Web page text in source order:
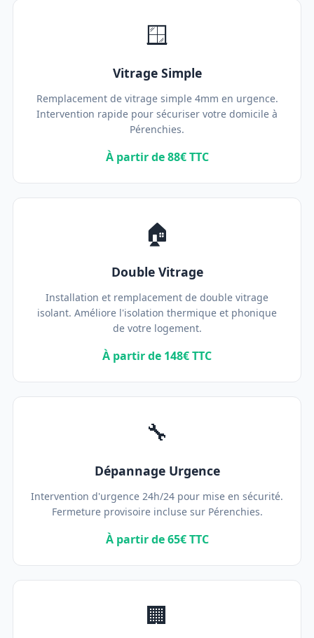
🪟
Vitrage Simple
Remplacement de vitrage simple 4mm en urgence.
Intervention rapide pour sécuriser votre domicile à
Pérenchies.
À partir de 88€ TTC
🏠
Double Vitrage
Installation et remplacement de double vitrage
isolant. Améliore l'isolation thermique et phonique
de votre logement.
À partir de 148€ TTC
🔧
Dépannage Urgence
Intervention d'urgence 24h/24 pour mise en sécurité.
Fermeture provisoire incluse sur Pérenchies.
À partir de 65€ TTC
🏢